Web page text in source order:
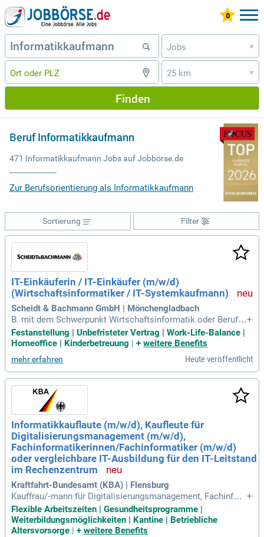
Jobs »
25 km »
Finden
Beruf Informatikkaufmann
471 Informatikkaufmann Jobs auf Jobbörse.de
Zur Berufsorientierung als Informatikkaufmann
Filter
Sortierung
IT-Einkäuferin / IT-Einkäufer (m/w/d)
(Wirtschaftsinformatiker / IT-Systemkaufmann)
Scheidt & Bachmann GmbH | Mönchengladbach
B. mit dem Schwerpunkt Wirtschaftsinformatik oder Berufs
ausbildung zum IT-Systemkaufmann / Informatikkaufmann,
Digitalisierungskaufmann, Fachinformatiker (m/w/d); Ideale
rweise erste Berufserfahrung im Bereich IT oder IT-Einkauf /
-Verkauf sowie gute Kenntnisse
+
Festanstellung | Unbefristeter Vertrag | Work-Life-Balance |
Homeoffice | Kinderbetreuung | + weitere Benefits
mehr erfahren Heute veröffentlicht
Informatikkauflaute (m/w/d), Kaufleute für
Digitalisierungsmanagement (m/w/d),
Fachinformatikerinnen/Fachinformatiker (m/w/d)
oder vergleichbare IT-Ausbildung für den IT-Leitstand
im Rechenzentrum
Kraftfahrt-Bundesamt (KBA) | Flensburg
Kauffrau/‐mann für Digitalisierungsmanagement, Fachinfor
matiker/‐in der Fachrichtung Anwendungsentwicklung oder
Systemintegration, Technische Systeminformatiker/‐in, IT‐S
ystem-Kauffrau/‐mann oder; IT‐Systemelektroniker/‐in oder
+
Flexible Arbeitszeiten | Gesundheitsprogramme |
Weiterbildungsmöglichkeiten | Kantine | Betriebliche
Altersvorsorge
+ weitere Benefits